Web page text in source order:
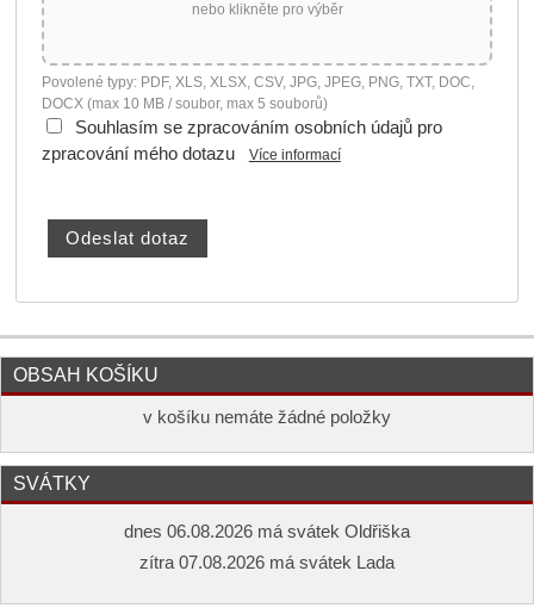
nebo klikněte pro výběr
Povolené typy: PDF, XLS, XLSX, CSV, JPG, JPEG, PNG, TXT, DOC,
DOCX (max 10 MB / soubor, max 5 souborů)
Souhlasím se zpracováním osobních údajů pro
zpracování mého dotazu
Více informací
OBSAH KOŠÍKU
v košíku nemáte žádné položky
SVÁTKY
dnes 06.08.2026 má svátek Oldřiška
zítra 07.08.2026 má svátek Lada